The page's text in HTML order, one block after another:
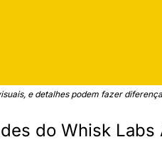
e detalhes podem fazer
do Whisk Labs